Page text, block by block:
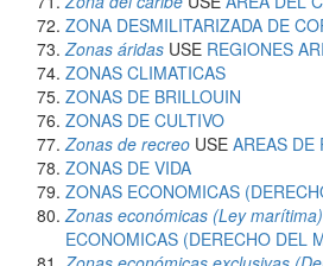
ZONA DESMILITARIZADA DE
Zonas áridas USE REGIONES
ZONAS CLIMATICAS
ZONAS DE BRILLOUIN
ZONAS DE CULTIVO
Zonas de recreo USE AREAS DE
ZONAS DE VIDA
ZONAS ECONOMICAS
Zonas económicas (Ley marítima)
ECONOMICAS (DERECHO DEL